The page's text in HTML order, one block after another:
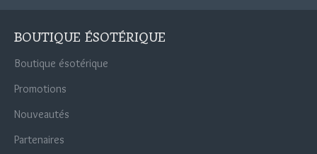
BOUTIQUE ÉSOTÉRIQUE
Boutique ésotérique
Promotions
Nouveautés
Partenaires